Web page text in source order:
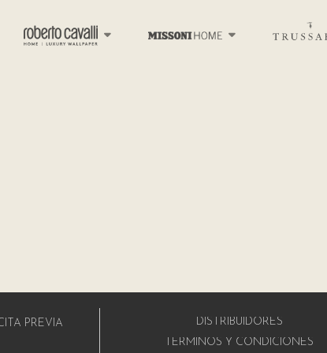
PREVIA
DISTRIBUIDORES
TÉRMINOS Y CONDICIONES